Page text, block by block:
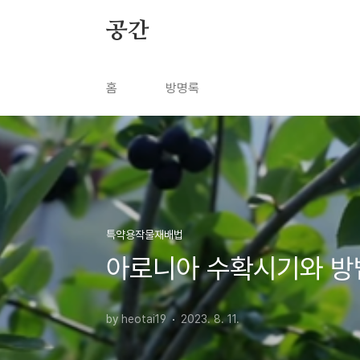
공간
홈 방명록
특약용작물재배법
아로니아 수확시기와 방
by heotai19 2023. 8. 11.